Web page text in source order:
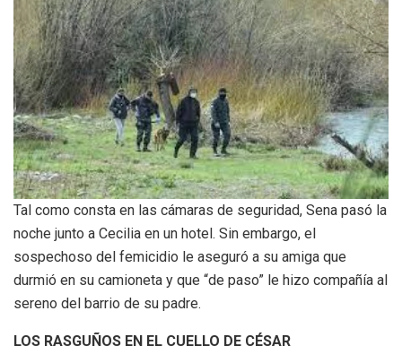
Tal como consta en las cámaras de seguridad, Sena pasó la
noche junto a Cecilia en un hotel. Sin embargo, el
sospechoso del femicidio le aseguró a su amiga que
durmió en su camioneta y que “de paso” le hizo compañía al
sereno del barrio de su padre.
LOS RASGUÑOS EN EL CUELLO DE CÉSAR